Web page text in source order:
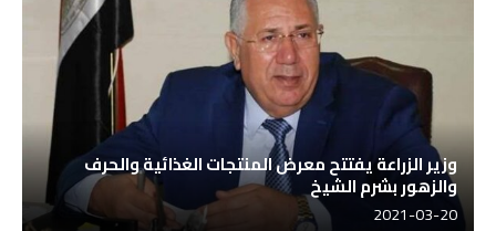
وزير الزراعة يفتتح معرض المنتجات الغذائية والحرف
والزهور بشرم الشيخ
2021-03-20